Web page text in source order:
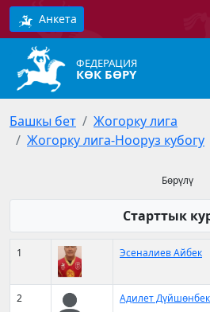
Анкета
ФЕДЕРАЦИЯ
КӨК БӨРҮ
Башкы бет
Жогорку лига
Жогорку лига-Нооруз кубогу
Бөрүлү
Старттык
1 Эсеналиев Айбек
2 Адилет